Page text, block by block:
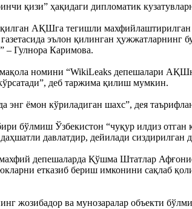
қизи” ҳақидаги дипломатик
АҚШга тегишли
эълон қилинган
– Гулнора Каримова.
мақола номини “WikiLeaks депешалари
деб таржима қилиш мумкин.
энг ёмон кўриладиган шахс”, дея
бўлмиш Ўзбекистон “чуқур илдиз
давлатдир, дейилади сиздирилган
депешаларда Қўшма Штатлар
етказиб бериш имконини сақлаб
жозибадор ва мунозаралар объекти